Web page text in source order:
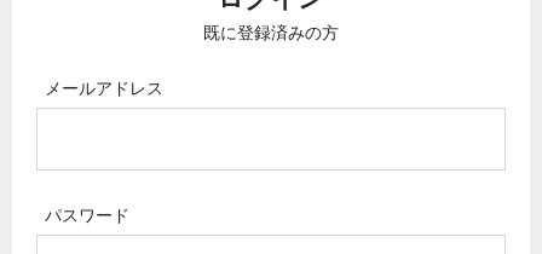
既に登録済みの方
メールアドレス
パスワード